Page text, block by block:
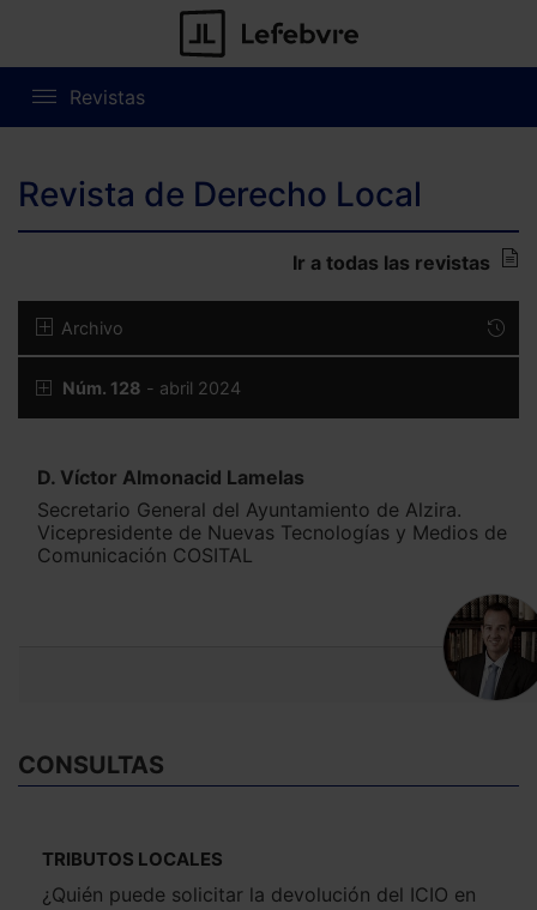
Revistas
Revista de Derecho Local
Ir a todas las revistas
Archivo
Núm. 128 - abril 2024
D. Víctor Almonacid Lamelas
Secretario General del Ayuntamiento de Alzira.
Vicepresidente de Nuevas Tecnologías y Medios de
Comunicación COSITAL
CONSULTAS
TRIBUTOS LOCALES
¿Quién puede solicitar la devolución del ICIO en